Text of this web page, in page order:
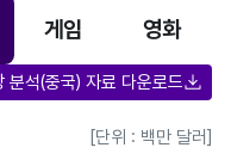
게임 영화
석(중국) 자료 다운로드
[단위 : 백만 달러]